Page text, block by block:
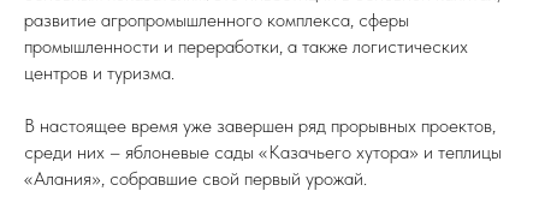
развитие агропромышленного комплекса, сферы
промышленности и переработки, а также логистических
центров и туризма.
В настоящее время уже завершен ряд прорывных проектов,
среди них – яблоневые сады «Казачьего хутора» и теплицы
«Алания», собравшие свой первый урожай.